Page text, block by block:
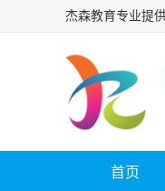
首页